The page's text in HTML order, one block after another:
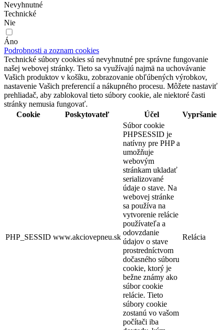
Nevyhnutné
Technické
Nie
Áno
Podrobnosti a zoznam cookies
Technické súbory cookies sú nevyhnutné pre správne fungovanie
našej webovej stránky. Tieto sa využívajú najmä na uchovávanie
Vašich produktov v košíku, zobrazovanie obľúbených výrobkov,
nastavenie Vašich preferencií a nákupného procesu. Môžete nastaviť
prehliadač, aby zablokoval tieto súbory cookie, ale niektoré časti
stránky nemusia fungovať.
Cookie
Poskytovateľ Účel Vypršanie
PHP_SESSID www.akciovepneu.sk
Súbor cookie
PHPSESSID je
natívny pre PHP a
umožňuje
webovým
stránkam ukladať
serializované
údaje o stave. Na
webovej stránke
sa používa na
vytvorenie relácie
používateľa a
odovzdanie
údajov o stave
prostredníctvom
dočasného súboru
cookie, ktorý je
bežne známy ako
súbor cookie
relácie. Tieto
súbory cookie
zostanú vo vašom
počítači iba
Relácia